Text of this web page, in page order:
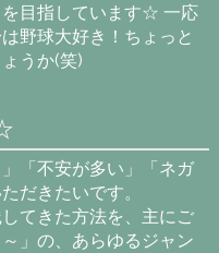
目指しています☆ 一応
野球大好き！ちょっと
うか(笑)
「不安が多い」「ネガ
だきたいです。
てきた方法を、主にご
」の、あらゆるジャン